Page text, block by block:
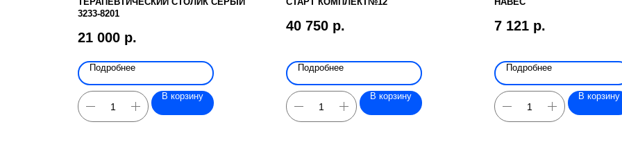
3233-8201
21 000 р.
Подробнее
В корзину
40 750 р.
Подробнее
В корзину
7 121 р.
Подробнее
В корзину